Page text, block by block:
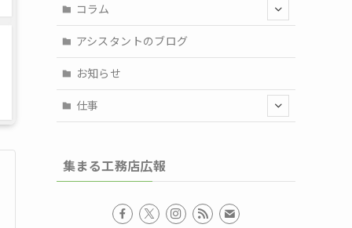
コラム
アシスタントのブログ
お知らせ
仕事
集まる工務店広報